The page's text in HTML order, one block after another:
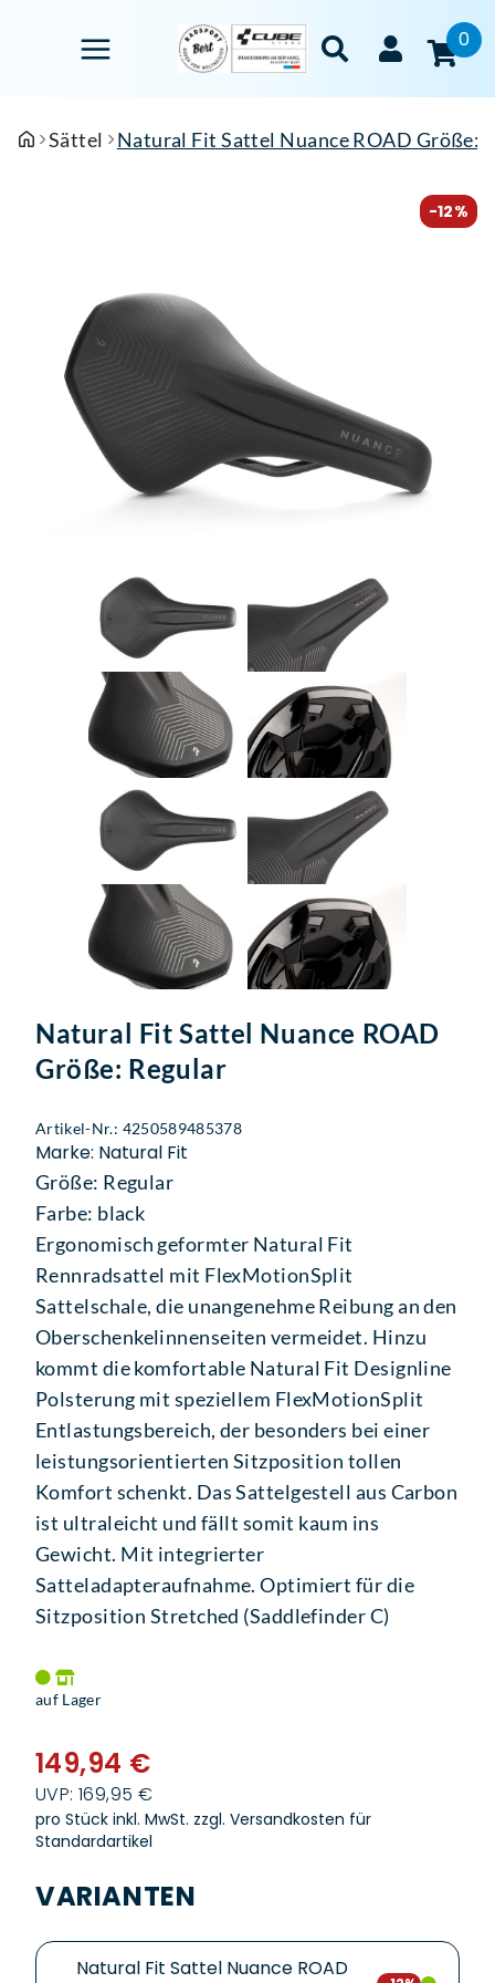
0
Sättel Natural Fit Sattel Nuance ROAD Größe:
-12%
Natural Fit Sattel Nuance ROAD
Größe: Regular
Artikel-Nr.: 4250589485378
Marke: Natural Fit
Größe: Regular
Farbe: black
Ergonomisch geformter Natural Fit
Rennradsattel mit FlexMotionSplit
Sattelschale, die unangenehme Reibung an den
Oberschenkelinnenseiten vermeidet. Hinzu
kommt die komfortable Natural Fit Designline
Polsterung mit speziellem FlexMotionSplit
Entlastungsbereich, der besonders bei einer
leistungsorientierten Sitzposition tollen
Komfort schenkt. Das Sattelgestell aus Carbon
ist ultraleicht und fällt somit kaum ins
Gewicht. Mit integrierter
Satteladapteraufnahme. Optimiert für die
Sitzposition Stretched (Saddlefinder C)
auf Lager
149,94 €
UVP: 169,95 €
pro Stück inkl. MwSt. zzgl. Versandkosten für
Standardartikel
VARIANTEN
Natural Fit Sattel Nuance ROAD